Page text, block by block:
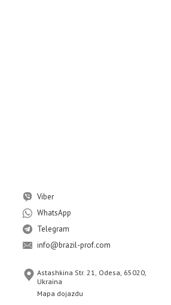
Viber
WhatsApp
Telegram
info@brazil-prof.com
Astashkina Str. 21, Odesa, 65020,
Ukraina
Mapa dojazdu